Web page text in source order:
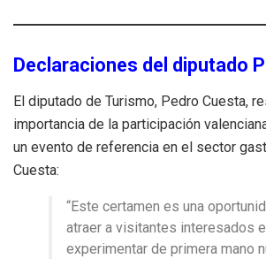
Declaraciones del diputado
El diputado de Turismo, Pedro Cuesta,
importancia de la participación
un evento de referencia en el sector
Cuesta:
“Este certamen es una
atraer a visitantes interesados
experimentar de primera mano